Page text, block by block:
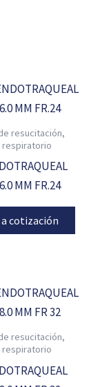
resucitación,
respiratorio
MM FR.24
cotización
resucitación,
respiratorio